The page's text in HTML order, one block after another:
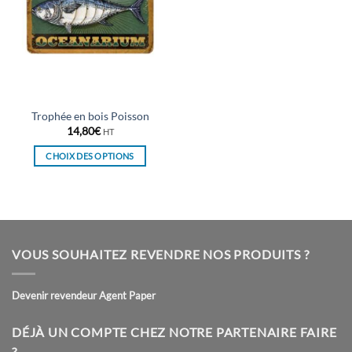
Trophée en bois Poisson
14,80€ HT
CHOIX DES OPTIONS
plusieurs
Les
peuvent
sur
VOUS SOUHAITEZ REVENDRE NOS PRODUITS ?
Devenir revendeur Agent Paper
DÉJÀ UN COMPTE CHEZ NOTRE PARTENAIRE FAIRE